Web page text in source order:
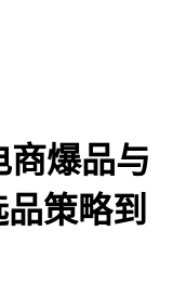
商爆品与
策略到